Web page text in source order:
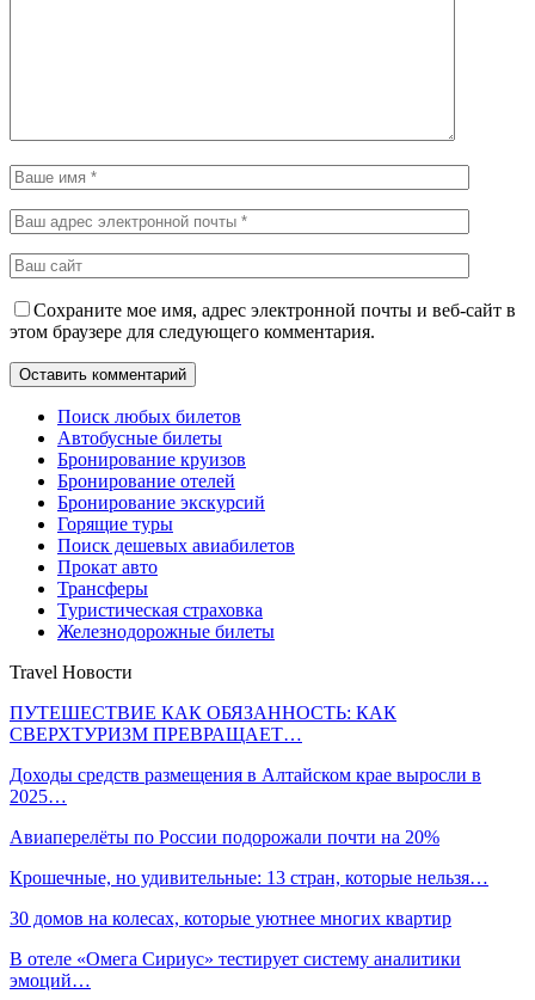
Сохраните мое имя, адрес электронной почты и веб-сайт в
этом браузере для следующего комментария.
Поиск любых билетов
Автобусные билеты
Бронирование круизов
Бронирование отелей
Бронирование экскурсий
Горящие туры
Поиск дешевых авиабилетов
Прокат авто
Трансферы
Туристическая страховка
Железнодорожные билеты
Travel Новости
ПУТЕШЕСТВИЕ КАК ОБЯЗАННОСТЬ: КАК
СВЕРХТУРИЗМ ПРЕВРАЩАЕТ…
Доходы средств размещения в Алтайском крае выросли в
2025…
Авиаперелёты по России подорожали почти на 20%
Крошечные, но удивительные: 13 стран, которые нельзя…
30 домов на колесах, которые уютнее многих квартир
В отеле «Омега Сириус» тестирует систему аналитики
эмоций…